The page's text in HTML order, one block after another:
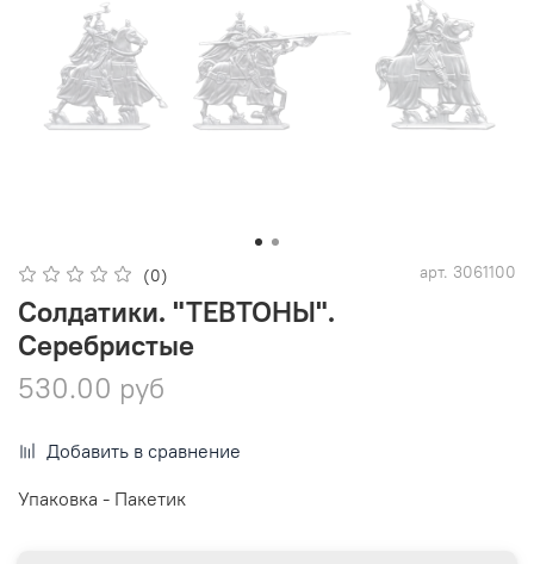
(0) арт. 3061100
Солдатики. "ТЕВТОНЫ".
Серебристые
530.00 руб
Добавить в сравнение
Упаковка - Пакетик